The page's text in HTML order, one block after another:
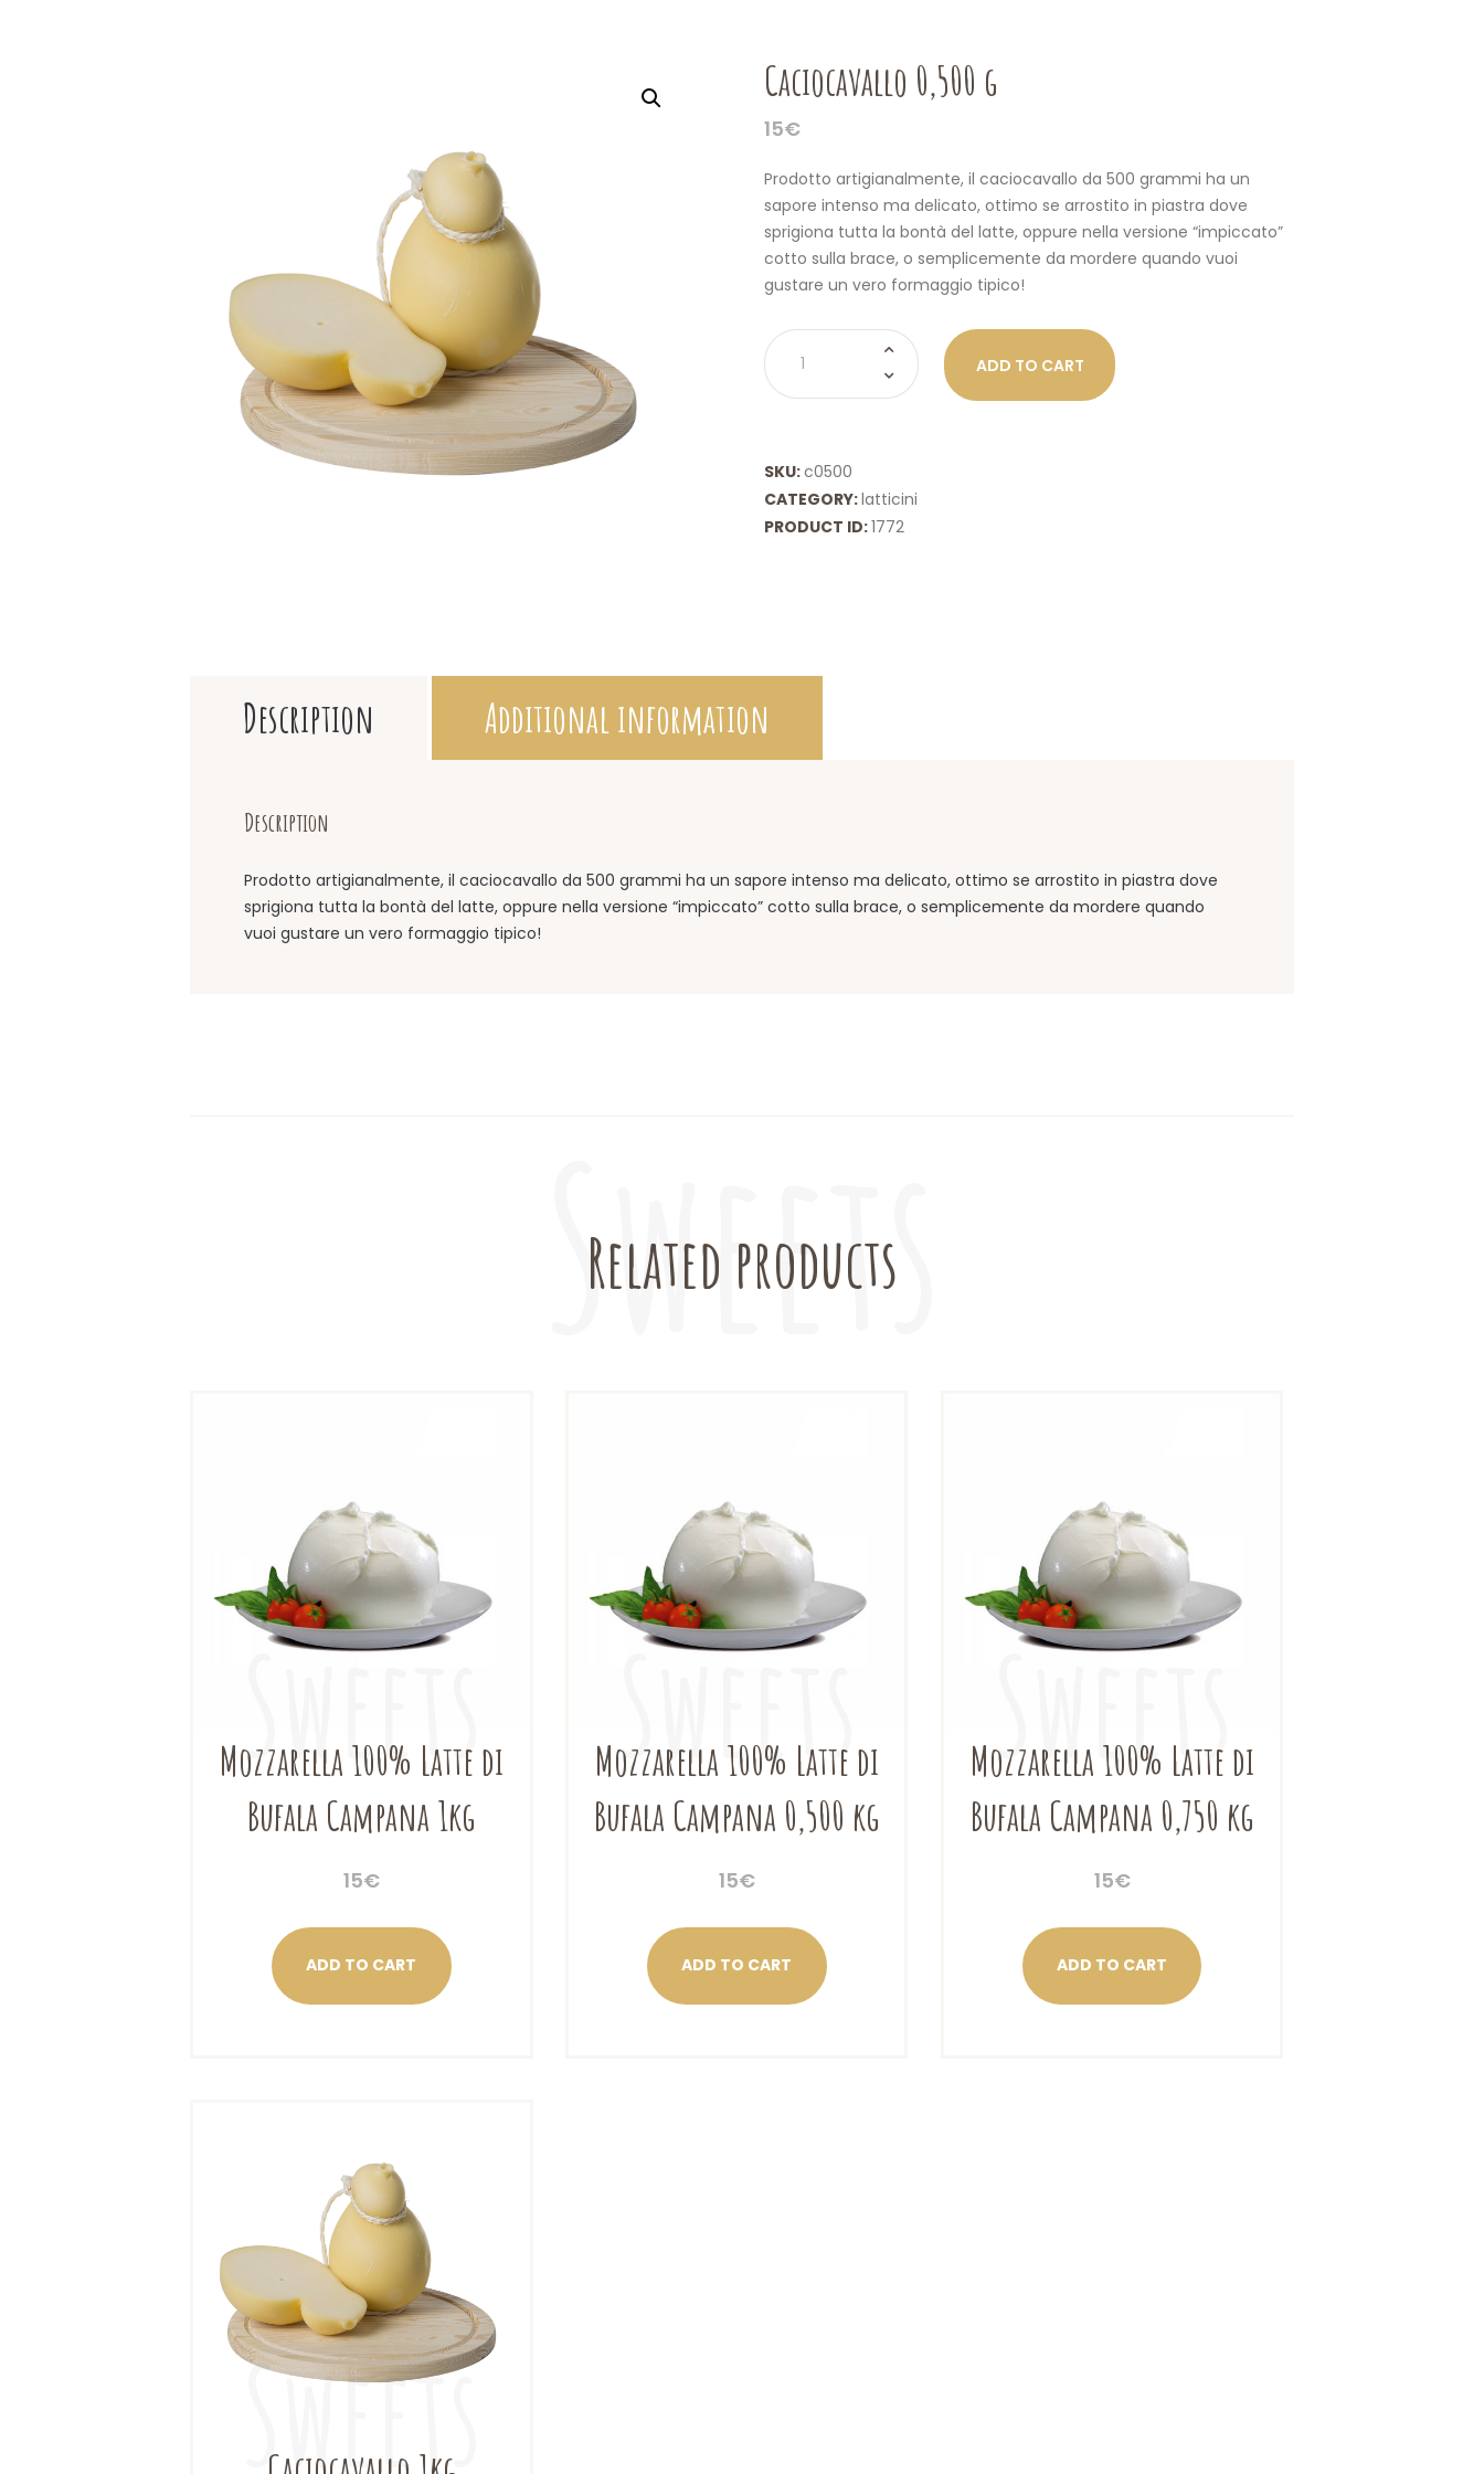
Caciocavallo 0,500 g
15€
Prodotto artigianalmente, il caciocavallo da 500 grammi ha un
sapore intenso ma delicato, ottimo se arrostito in piastra dove
sprigiona tutta la bontà del latte, oppure nella versione “impiccato”
cotto sulla brace, o semplicemente da mordere quando vuoi
gustare un vero formaggio tipico!
Caciocavallo
0,500
ADD TO CART
SKU:c0500
CATEGORY:latticini
PRODUCT ID:1772
Description Additional information
Description
Prodotto artigianalmente, il caciocavallo da 500 grammi ha un sapore intenso ma delicato, ottimo se arrostito in piastra dove
sprigiona tutta la bontà del latte, oppure nella versione “impiccato” cotto sulla brace, o semplicemente da mordere quando
vuoi gustare un vero formaggio tipico!
Related products
Mozzarella 100% Latte di
Bufala Campana 1kg
15€
ADD TO CART
Mozzarella 100% Latte di
Bufala Campana 0,500 kg
15€
ADD TO CART
Mozzarella 100% Latte di
Bufala Campana 0,750 kg
15€
ADD TO CART